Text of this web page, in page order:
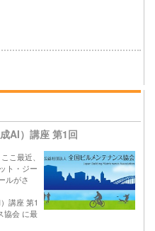
AI）講座 第1回
こ最近、
ト・ジー
ルがさ
講座 第1
協会 に最